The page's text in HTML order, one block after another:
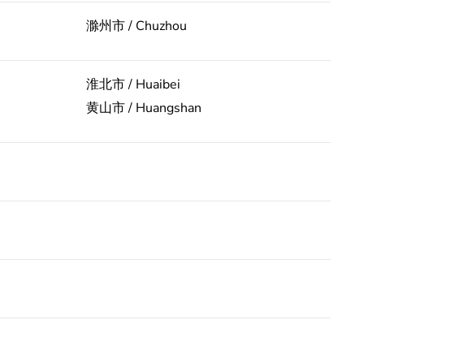
滁州市 / Chuzhou
淮北市 / Huaibei
黄山市 / Huangshan